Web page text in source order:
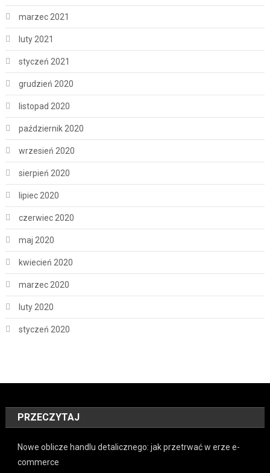
marzec 2021
luty 2021
styczeń 2021
grudzień 2020
listopad 2020
październik 2020
wrzesień 2020
sierpień 2020
lipiec 2020
czerwiec 2020
maj 2020
kwiecień 2020
marzec 2020
luty 2020
styczeń 2020
PRZECZYTAJ
Nowe oblicze handlu detalicznego: jak przetrwać w erze e-
commerce